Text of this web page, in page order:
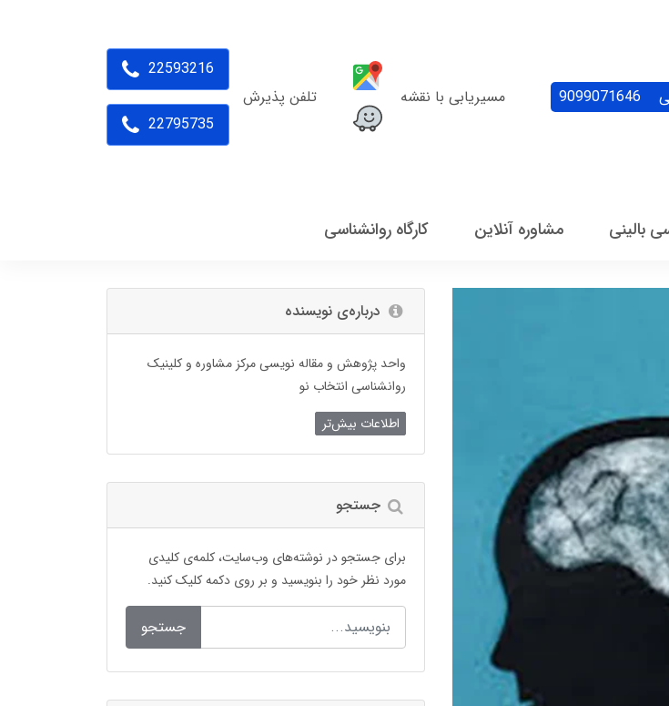
9099071646 مسیریابی با نقشه تلفن پذیرش
22593216
22795735
بالینی مشاوره آنلاین کارگاه روانشناسی
درباره‌ی نویسنده
واحد پژوهش و مقاله نویسی مرکز مشاوره و کلینیک
روانشناسی انتخاب نو
اطلاعات بیش‌تر
جستجو
برای جستجو در نوشته‌های وب‌سایت، کلمه‌ی کلیدی
مورد نظر خود را بنویسید و بر روی دکمه کلیک کنید.
جستجو